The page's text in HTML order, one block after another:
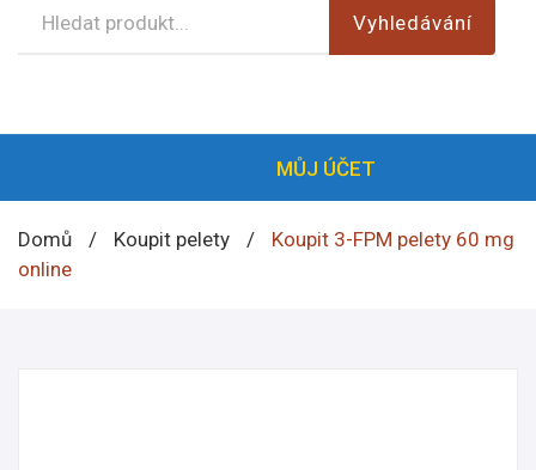
Vyhledávání
MŮJ ÚČET
Domů / Koupit pelety /
Koupit 3-FPM pelety 60 mg
online